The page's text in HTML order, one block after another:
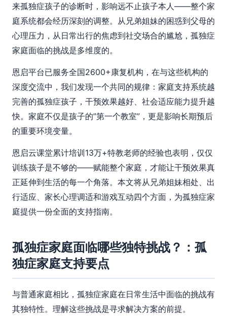
来孤独症孩子的诊断时，影响远不止孩子本人——整个家
庭系统都会经历深刻的调整。从兄弟姐妹的困惑到父母的
心理压力，从日常出行的焦虑到社交场合的尴尬，孤独症
家庭面临的挑战是多维度的。
恩启平台已服务全国2600+康复机构，在与这些机构的
深度交流中，我们发现一个共同的规律：家庭支持系统越
完善的孤独症孩子，干预效果越好、社会适应能力提升越
快。家庭不仅是孩子的”第一个教室”，更是影响长期预后
的重要环境变量。
恩启云课堂累计培训13万+特教老师的经验也表明，仅仅
训练孩子是不够的——赋能整个家庭，才能让干预效果真
正延伸到生活的每一个角落。本文将从兄弟姐妹相处、出
行适应、家长心理调适和游戏互动四个方面，为孤独症家
庭提供一份全面的支持指南。
孤独症家庭面临哪些独特挑战？：孤
独症家庭支持要点
与普通家庭相比，孤独症家庭在日常生活中面临的挑战有
其独特性。理解这些挑战是寻求解决方案的前提。